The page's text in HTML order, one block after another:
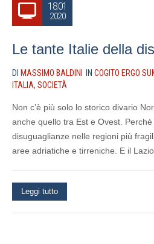
18.01
2020
Le tante Italie della
DI MASSIMO BALDINI IN COGITO ERGO
ITALIA, SOCIETÀ
Non c’è più solo lo storico divario
anche quello tra Est e Ovest.
disuguaglianze nelle regioni più
aree adriatiche e tirreniche. E il
Leggi tutto